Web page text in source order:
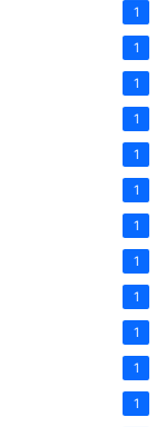
1
1
1
1
1
1
1
1
1
1
1
1